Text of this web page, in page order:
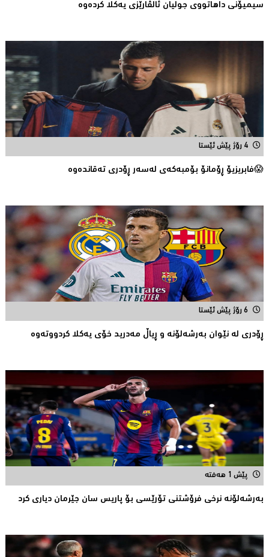
سیمیۆنی داهاتووی جولیان ئالڤارێزی یەکلا کردەوە
4 رۆژ پێش ئێستا
😱فابریزیۆ ڕۆمانۆ بۆمبەکەی لەسەر ڕۆدری تەقاندەوە
6 رۆژ پێش ئێستا
ڕۆدری لە نێوان بەرشەلۆنە و ڕیاڵ مەدرید خۆی یەکلا کردووتەوە
پێش 1 هەفتە
بەرشەلۆنە نرخی فرۆشتنی تۆرێسی بۆ پاریس سان جێرمان دیاری کرد